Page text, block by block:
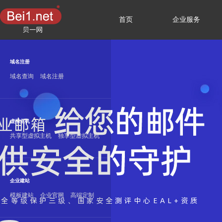
首页 企业服务
域名注册
域名查询 域名注册
虚拟主机
共享型虚拟主机 独享型虚拟主机
企业建站
模板建站 企业官网 高端定制